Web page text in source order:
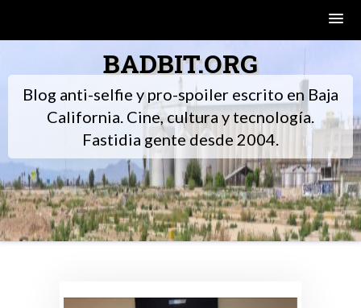
BADBIT.ORG
Blog anti-selfie y pro-spoiler escrito en Baja
California. Cine, cultura y tecnología.
Fastidia gente desde 2004.